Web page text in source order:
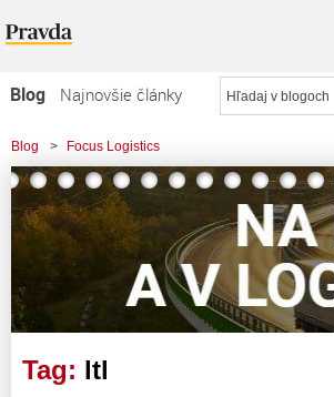
Blog
Najnovšie články
Najčítanejšie články
Najkomentovanejšie články
Zoznam blogov
Komerčné blogy
Blog > Focus Logistics
Tag: ltl